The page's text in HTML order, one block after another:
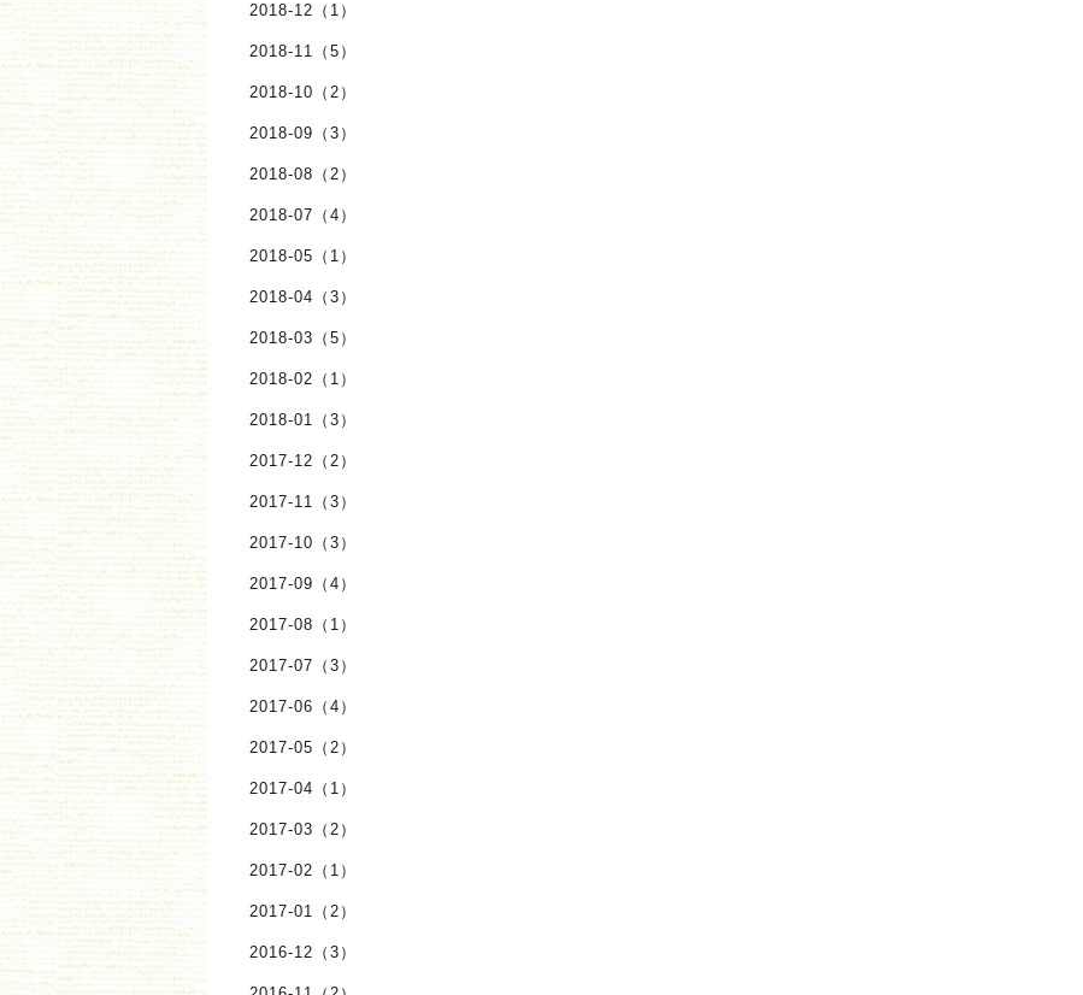
2018-12（1）
2018-11（5）
2018-10（2）
2018-09（3）
2018-08（2）
2018-07（4）
2018-05（1）
2018-04（3）
2018-03（5）
2018-02（1）
2018-01（3）
2017-12（2）
2017-11（3）
2017-10（3）
2017-09（4）
2017-08（1）
2017-07（3）
2017-06（4）
2017-05（2）
2017-04（1）
2017-03（2）
2017-02（1）
2017-01（2）
2016-12（3）